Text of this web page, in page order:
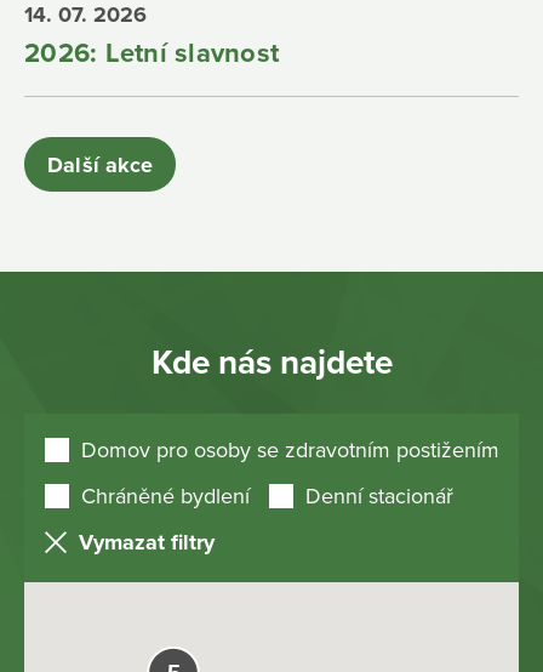
14. 07. 2026
2026: Letní slavnost
Další akce
Kde nás najdete
Domov pro osoby se zdravotním postižením
Chráněné bydlení
Denní stacionář
Vymazat filtry